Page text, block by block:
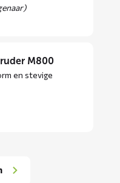
M800
en stevige